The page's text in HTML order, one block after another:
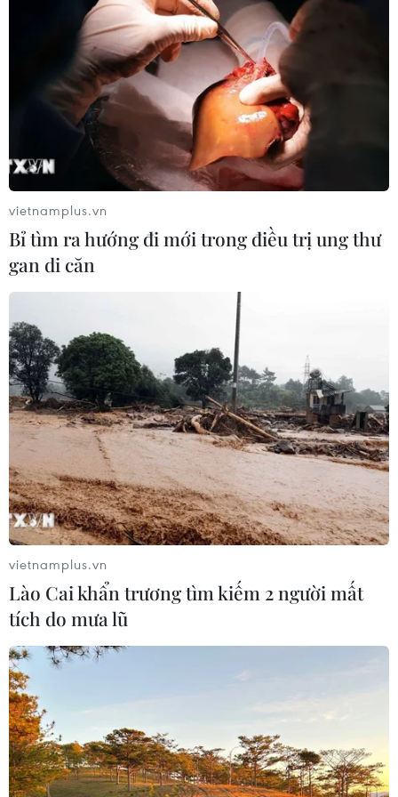
nước ngoài: Từ đối ngoại đến động
lực phát triển
30/07/2026 01:20
Lao động Việt Nam dũng cảm
cứu người trong động đất
Kumamoto
29/07/2026 07:41
Động đất tại Nhật Bản: Các cơ quan
đại diện Việt Nam khẩn trương bảo
hộ công dân
29/07/2026 07:21
Động đất tại Nhật Bản: Một lao động
Việt Nam thiệt mạng tại Kumamoto
29/07/2026 03:04
Động đất tại Nhật Bản: Chưa ghi
nhận thông tin công dân Việt Nam bị
28/07/2026 22:51
người Việt vẫn an toàn
28/07/2026 13:49
Cộng đồng người Việt tại Campuchia
thành kính tri ân các anh hùng liệt sỹ
vietnamplus.vn
Bỉ tìm ra hướng đi mới trong điều trị ung thư
gan di căn
vietnamplus.vn
Lào Cai khẩn trương tìm kiếm 2 người mất
tích do mưa lũ